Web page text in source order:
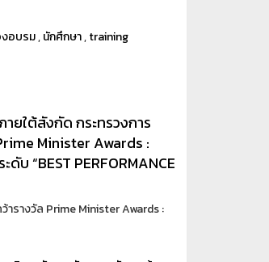
อบรม,นักศึกษา,training
ยใต้สังกัด กระทรวงการ
Minister Awards :
“BEST PERFORMANCE
รางวัล Prime Minister Awards :